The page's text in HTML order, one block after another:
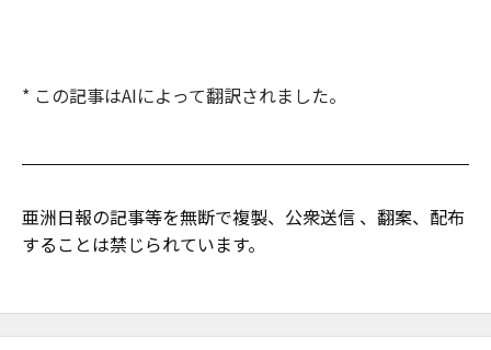
* この記事はAIによって翻訳されました。
亜洲日報の記事等を無断で複製、公衆送信 、翻案、配布
することは禁じられています。